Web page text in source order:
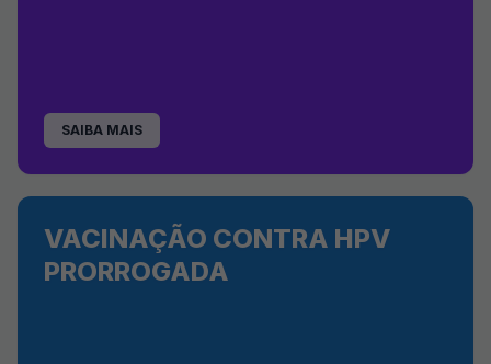
SAIBA MAIS
VACINAÇÃO CONTRA HPV
PRORROGADA